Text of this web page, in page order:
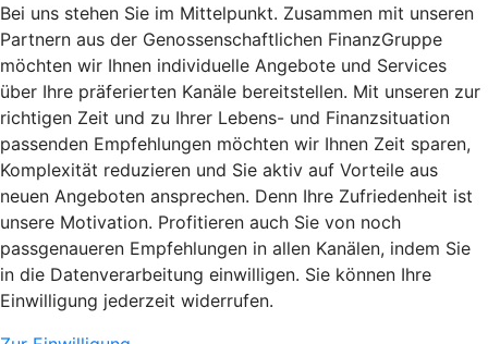
Bei uns stehen Sie im Mittelpunkt. Zusammen mit unseren
Partnern aus der Genossenschaftlichen FinanzGruppe
möchten wir Ihnen individuelle Angebote und Services
über Ihre präferierten Kanäle bereitstellen. Mit unseren zur
richtigen Zeit und zu Ihrer Lebens- und Finanzsituation
passenden Empfehlungen möchten wir Ihnen Zeit sparen,
Komplexität reduzieren und Sie aktiv auf Vorteile aus
neuen Angeboten ansprechen. Denn Ihre Zufriedenheit ist
unsere Motivation. Profitieren auch Sie von noch
passgenaueren Empfehlungen in allen Kanälen, indem Sie
in die Datenverarbeitung einwilligen. Sie können Ihre
Einwilligung jederzeit widerrufen.